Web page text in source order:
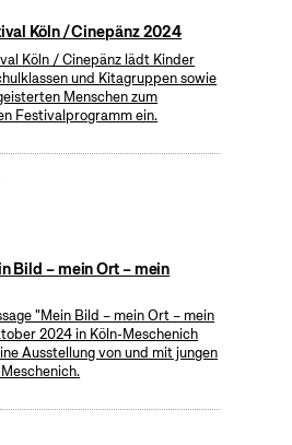
Köln / Cinepänz 2024
Köln / Cinepänz lädt Kinder
und Kitagruppen sowie
Menschen zum
Festivalprogramm ein.
Bild – mein Ort – mein
"Mein Bild – mein Ort – mein
2024 in Köln-Meschenich
Ausstellung von und mit jungen